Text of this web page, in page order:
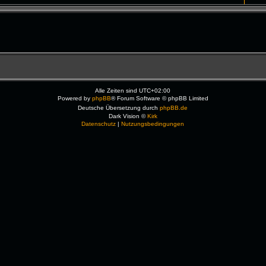
Alle Zeiten sindUTC+02:00
Powered by phpBB® Forum Software © phpBB Limited
Deutsche Übersetzung durchphpBB.de
Dark Vision ©Kirk
Datenschutz |Nutzungsbedingungen